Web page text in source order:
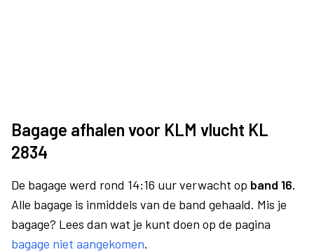
Bagage afhalen voor KLM vlucht KL
2834
De bagage werd rond 14:16 uur verwacht op band 16.
Alle bagage is inmiddels van de band gehaald. Mis je
bagage? Lees dan wat je kunt doen op de pagina
bagage niet aangekomen.